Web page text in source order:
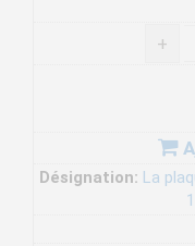
+
Désignation: La